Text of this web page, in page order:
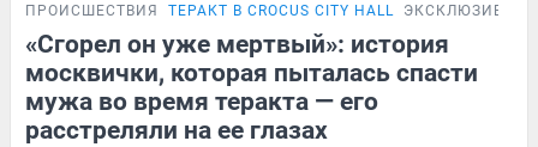
ПРОИСШЕСТВИЯ ТЕРАКТ В CROCUS CITY HALL ЭКСКЛЮЗИВ
«Сгорел он уже мертвый»: история
москвички, которая пыталась спасти
мужа во время теракта — его
расстреляли на ее глазах